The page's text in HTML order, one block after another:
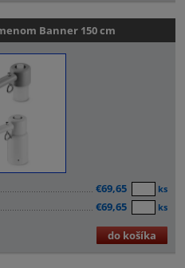
Banner 150 cm
€69,65 ks
€69,65 ks
do košíka